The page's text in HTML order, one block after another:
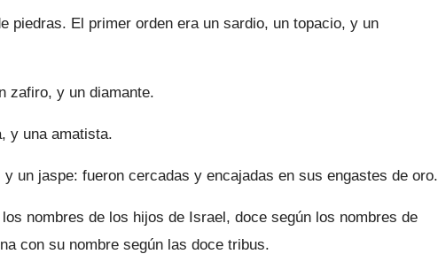
piedras. El primer orden era un sardio, un topacio, y un
zafiro, y un diamante.
y una amatista.
un jaspe: fueron cercadas y encajadas en sus engastes de oro.
nombres de los hijos de Israel, doce según los nom­bres de
con su nombre según las doce tribus.